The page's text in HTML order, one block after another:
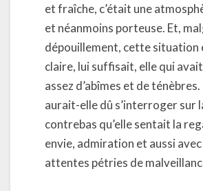
et fraîche, c’était une
et néanmoins porteuse. Et,
dépouillement, cette situation
claire, lui suffisait, elle qui
assez d’abîmes et de
aurait-elle dû s’interroger sur
contrebas qu’elle sentait la
envie, admiration et aussi avec
attentes pétries de